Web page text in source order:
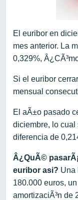
El euribor en
mes anterior. La
0,329%,
Si el euribor
mensual
El aÃ±o pasado
diciembre, lo cual
diferencia de
Â¿QuÃ©
euribor asi? Una
180.000 euros,
amortizaciÃ³n de